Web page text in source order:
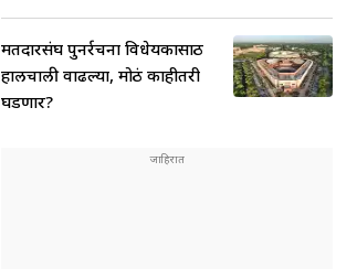
मतदारसंघ पुनर्रचना विधेयकासाठी
हालचाली वाढल्या, मोठं काहीतरी
घडणार?